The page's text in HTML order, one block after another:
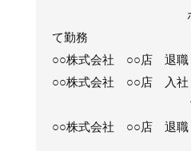
ホールス
て勤務
○○株式会社 ○○店 退職
○○株式会社 ○○店 入社
営業事務
○○株式会社 ○○店 退職